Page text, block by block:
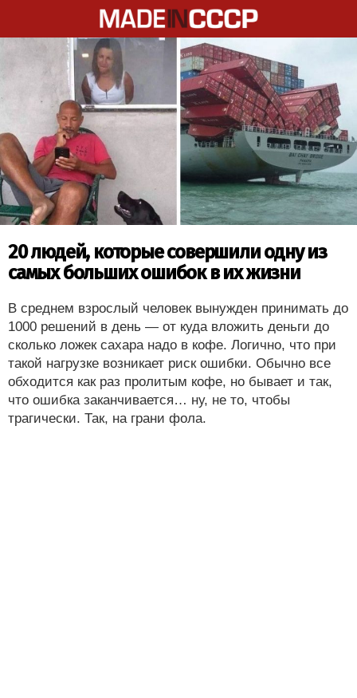
20 людей, которые совершили одну из
самых больших ошибок в их жизни
В среднем взрослый человек вынужден принимать до
1000 решений в день — от куда вложить деньги до
сколько ложек сахара надо в кофе. Логично, что при
такой нагрузке возникает риск ошибки. Обычно все
обходится как раз пролитым кофе, но бывает и так,
что ошибка заканчивается… ну, не то, чтобы
трагически. Так, на грани фола.